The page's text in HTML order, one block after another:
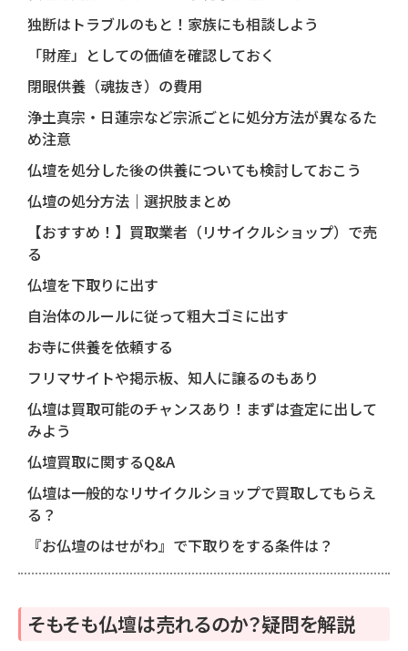
独断はトラブルのもと！家族にも相談しよう
「財産」としての価値を確認しておく
閉眼供養（魂抜き）の費用
浄土真宗・日蓮宗など宗派ごとに処分方法が異なるた
め注意
仏壇を処分した後の供養についても検討しておこう
仏壇の処分方法｜選択肢まとめ
【おすすめ！】買取業者（リサイクルショップ）で売
る
仏壇を下取りに出す
自治体のルールに従って粗大ゴミに出す
お寺に供養を依頼する
フリマサイトや掲示板、知人に譲るのもあり
仏壇は買取可能のチャンスあり！まずは査定に出して
みよう
仏壇買取に関するQ&A
仏壇は一般的なリサイクルショップで買取してもらえ
る？
『お仏壇のはせがわ』で下取りをする条件は？
そもそも仏壇は売れるのか？疑問を解説